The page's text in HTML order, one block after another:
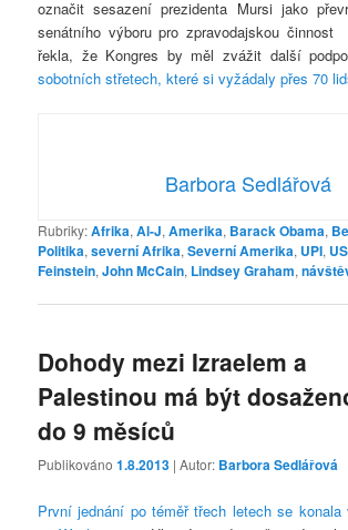
označit sesazení prezidenta Mursi jako
senátního výboru pro zpravodajskou činnost
řekla, že Kongres by měl zvážit další
sobotních střetech, které si vyžádaly přes 70
Barbora Sedlářová
Rubriky:Afrika,Al-J,Amerika, Barack Obama,
Politika,severní Afrika,Severní Amerika, UPI,
Feinstein,John McCain, Lindsey Graham,
Dohody mezi Izraelem a
Palestinou má být
do 9 měsíců
Publikováno1.8.2013 | Autor: Barbora Sedlářová
První jednání po téměř třech letech se